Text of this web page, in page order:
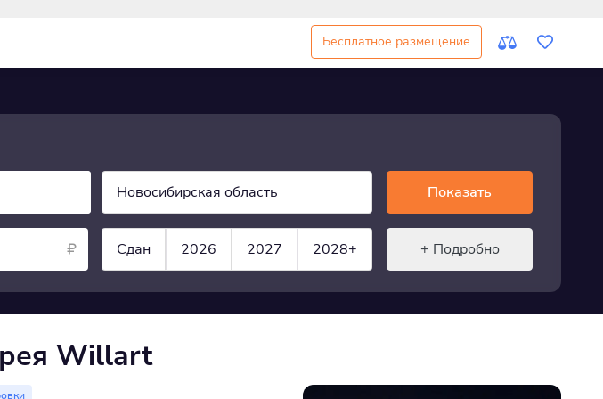
Бесплатное размещение
Новосибирская область
Сдан 2026 2027 2028+
Показать
+ Подробно
Willart